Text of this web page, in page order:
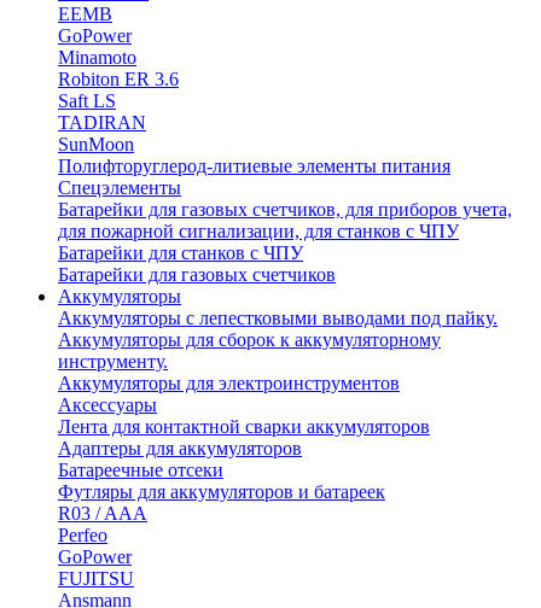
EEMB
GoPower
Minamoto
Robiton ER 3.6
Saft LS
TADIRAN
SunMoon
Полифторуглерод-литиевые элементы питания
Спецэлементы
Батарейки для газовых счетчиков, для приборов учета,
для пожарной сигнализации, для станков с ЧПУ
Батарейки для станков с ЧПУ
Батарейки для газовых счетчиков
Аккумуляторы
Аккумуляторы с лепестковыми выводами под пайку.
Аккумуляторы для сборок к аккумуляторному
инструменту.
Аккумуляторы для электроинструментов
Аксессуары
Лента для контактной сварки аккумуляторов
Адаптеры для аккумуляторов
Батареечные отсеки
Футляры для аккумуляторов и батареек
R03 / AAA
Perfeo
GoPower
FUJITSU
Ansmann